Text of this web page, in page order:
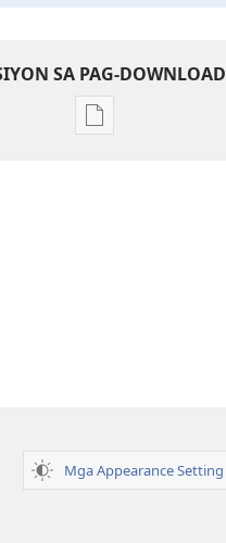
SA PAG-DOWNLOAD
Opsiyon
Mga Appearance Setting